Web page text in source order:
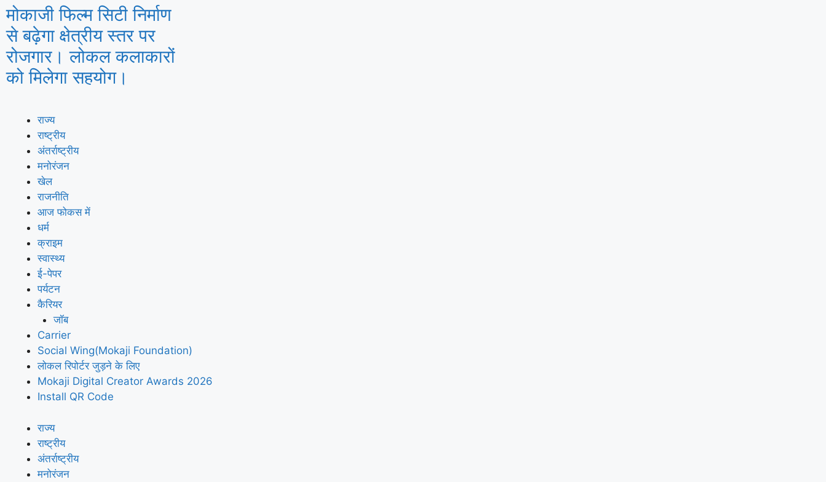
मोकाजी फिल्म सिटी निर्माण
से बढ़ेगा क्षेत्रीय स्तर पर
रोजगार। लोकल कलाकारों
को मिलेगा सहयोग।
राज्य
राष्ट्रीय
अंतर्राष्ट्रीय
मनोरंजन
खेल
राजनीति
आज फोकस में
धर्म
क्राइम
स्वास्थ्य
ई-पेपर
पर्यटन
कैरियर
जॉब
Carrier
Social Wing(Mokaji Foundation)
लोकल रिपोर्टर जुड़ने के लिए
Mokaji Digital Creator Awards 2026
Install QR Code
राज्य
राष्ट्रीय
अंतर्राष्ट्रीय
मनोरंजन